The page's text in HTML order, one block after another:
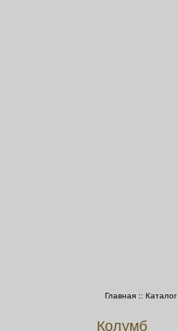
Главная :: Каталог
Колумб